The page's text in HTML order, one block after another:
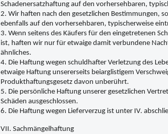
Schadenersatzhaftung auf den vorhersehbaren,
2. Wir haften nach den gesetzlichen Bestimmungen,
ebenfalls auf den vorhersehbaren, typischerweise
3. Wenn seitens des Käufers für den eingetretenen
ist, haften wir nur für etwaige damit verbundene
ähnliches.
4. Die Haftung wegen schuldhafter Verletzung des
etwaige Haftung unsererseits beiarglistigem
Produkthaftungsgesetz davon unberührt.
5. Die persönliche Haftung unserer gesetzlichen
Schäden ausgeschlossen.
6. Die Haftung wegen Lieferverzug ist unter IV.
VII. Sachmängelhaftung